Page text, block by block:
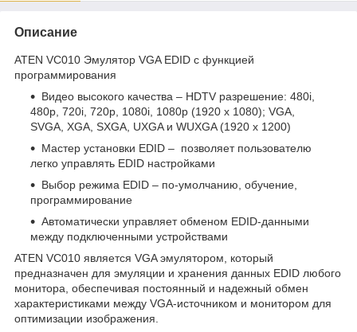
Описание
ATEN VC010 Эмулятор VGA EDID с функцией
программирования
Видео высокого качества – HDTV разрешение: 480i,
480p, 720i, 720p, 1080i, 1080p (1920 x 1080); VGA,
SVGA, XGA, SXGA, UXGA и WUXGA (1920 x 1200)
Мастер установки EDID – позволяет пользователю
легко управлять EDID настройками
Выбор режима EDID – по-умолчанию, обучение,
программирование
Автоматически управляет обменом EDID-данными
между подключенными устройствами
ATEN VC010 является VGA эмулятором, который
предназначен для эмуляции и хранения данных EDID любого
монитора, обеспечивая постоянный и надежный обмен
характеристиками между VGA-источником и монитором для
оптимизации изображения.